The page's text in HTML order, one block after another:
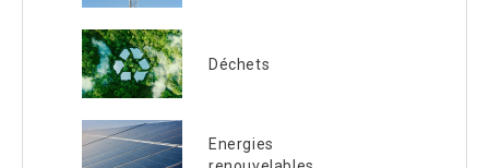
Déchets
Energies